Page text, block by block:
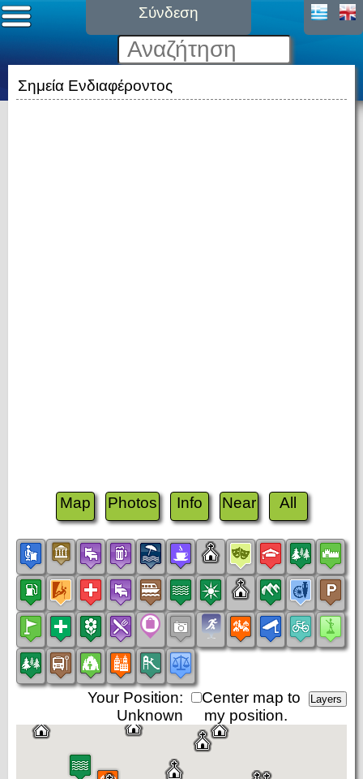
Σύνδεση
Σημεία Ενδιαφέροντος
Map Photos Info Near All
Center map to
my position.
Your Position:
Unknown